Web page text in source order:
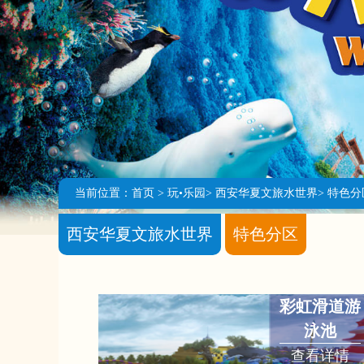
当前位置： 首页 > 玩•乐园 > 西安华夏文旅水世界> 特色分
西安华夏文旅水世界 特色分区
彩虹滑道游
泳池
查看详情